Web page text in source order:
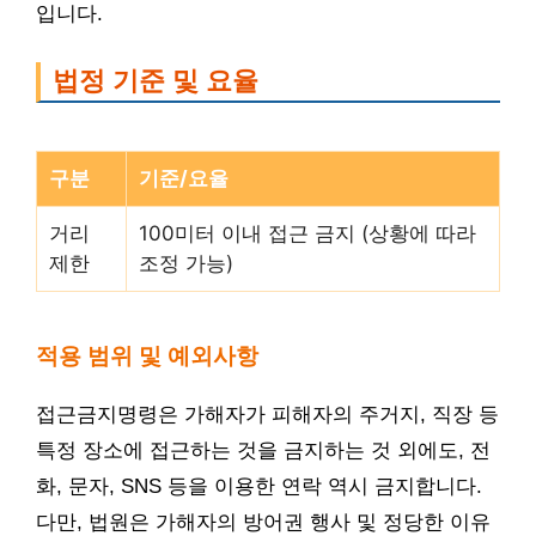
입니다.
법정 기준 및 요율
구분 기준/요율
거리
제한
100미터 이내 접근 금지 (상황에 따라
조정 가능)
적용 범위 및 예외사항
접근금지명령은 가해자가 피해자의 주거지, 직장 등
특정 장소에 접근하는 것을 금지하는 것 외에도, 전
화, 문자, SNS 등을 이용한 연락 역시 금지합니다.
다만, 법원은 가해자의 방어권 행사 및 정당한 이유